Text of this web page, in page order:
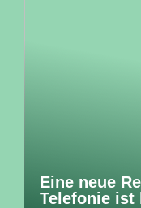
Eine neue
Telefonie ist